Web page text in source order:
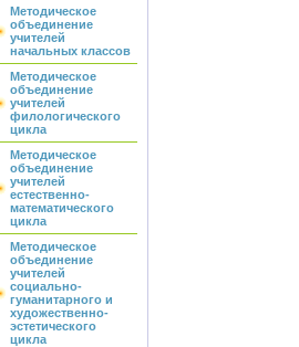
Методическое
объединение
учителей
начальных классов
Методическое
объединение
учителей
филологического
цикла
Методическое
объединение
учителей
естественно-
математического
цикла
Методическое
объединение
учителей
социально-
гуманитарного и
художественно-
эстетического
цикла